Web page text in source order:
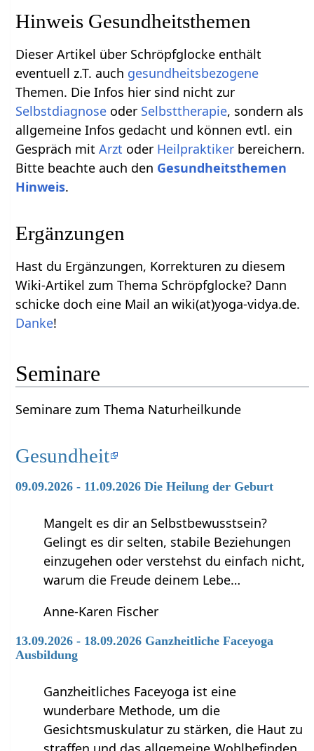
Hinweis Gesundheitsthemen
Dieser Artikel über Schröpfglocke enthält
eventuell z.T. auch gesundheitsbezogene
Themen. Die Infos hier sind nicht zur
Selbstdiagnose oder Selbsttherapie, sondern als
allgemeine Infos gedacht und können evtl. ein
Gespräch mitArzt oder Heilpraktiker bereichern.
Bitte beachte auch den Gesundheitsthemen
Hinweis.
Ergänzungen
Hast du Ergänzungen, Korrekturen zu diesem
Wiki-Artikel zum Thema Schröpfglocke? Dann
schicke doch eine Mail an wiki(at)yoga-vidya.de.
Danke!
Seminare
Seminare zum Thema Naturheilkunde
Gesundheit
09.09.2026 - 11.09.2026 Die Heilung der Geburt
Mangelt es dir an Selbstbewusstsein?
Gelingt es dir selten, stabile Beziehungen
einzugehen oder verstehst du einfach nicht,
warum die Freude deinem Lebe…
Anne-Karen Fischer
13.09.2026 - 18.09.2026 Ganzheitliche Faceyoga
Ausbildung
Ganzheitliches Faceyoga ist eine
wunderbare Methode, um die
Gesichtsmuskulatur zu stärken, die Haut zu